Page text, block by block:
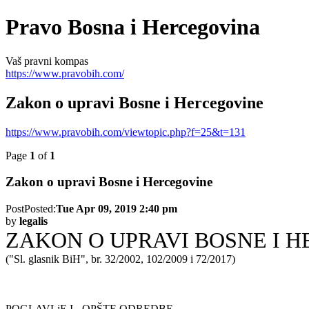
Pravo Bosna i Hercegovina
Vaš pravni kompas
https://www.pravobih.com/
Zakon o upravi Bosne i Hercegovine
https://www.pravobih.com/viewtopic.php?f=25&t=131
Page 1 of 1
Zakon o upravi Bosne i Hercegovine
PostPosted:Tue Apr 09, 2019 2:40 pm
by legalis
ZAKON O UPRAVI BOSNE I
("Sl. glasnik BiH", br. 32/2002, 102/2009 i 72/2017)